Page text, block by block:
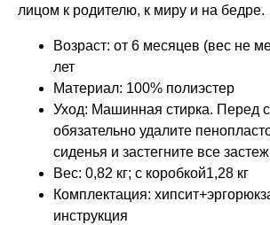
лицом к родителю, к миру и на бедре.
Возраст: от 6 месяцев (вес не
лет
Материал: 100% полиэстер
Уход: Машинная стирка. Перед
обязательно удалите
сиденья и застегните все
Вес: 0,82 кг; с коробкой1,28 кг
Комплектация:
инструкция